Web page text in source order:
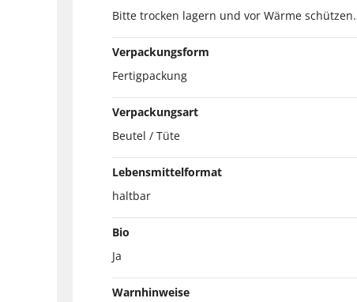
Bitte trocken lagern und vor Wärme schützen.
Verpackungsform
Fertigpackung
Verpackungsart
Beutel / Tüte
Lebensmittelformat
haltbar
Bio
Ja
Warnhinweise